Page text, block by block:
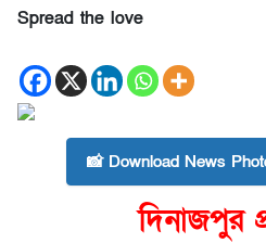
Spread the love
📸 Download News
দিনাজপুর